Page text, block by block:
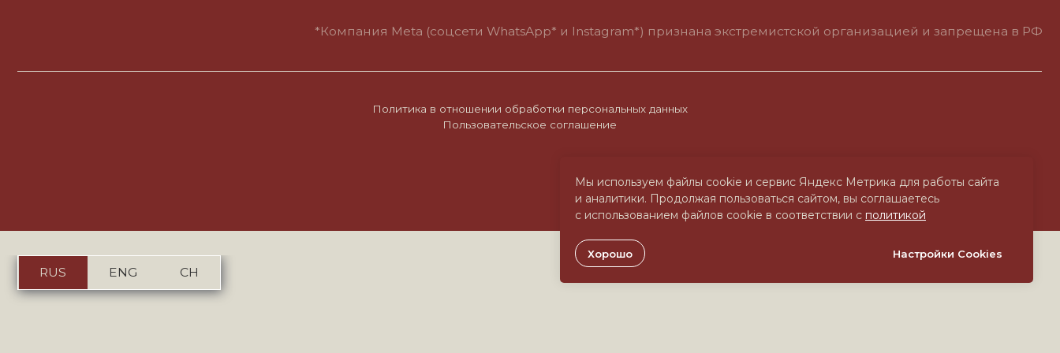
Мы используем файлы cookie и сервис Яндекс Метрика для работы сайта
и аналитики. Продолжая пользоваться сайтом, вы соглашаетесь
с использованием файлов cookie в соответствии с политикой
Хорошо Настройки Cookies
Пользовательское соглашение